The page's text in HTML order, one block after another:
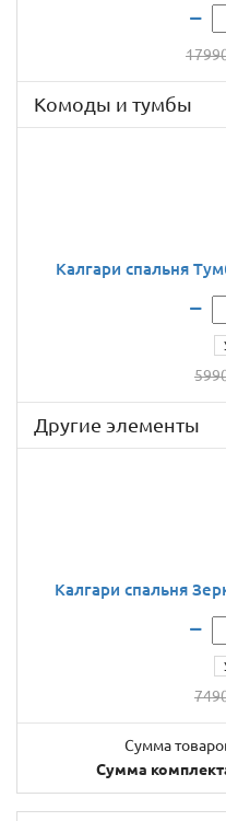
Комоды и тумбы
Калгари спальня
Другие элементы
Калгари спальня
Сумма
Сумма